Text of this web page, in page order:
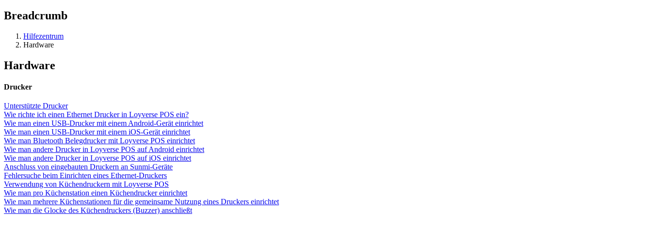
Breadcrumb
Hilfezentrum
Hardware
Hardware
Drucker
Unterstützte Drucker
Wie richte ich einen Ethernet Drucker in Loyverse POS ein?
Wie man einen USB-Drucker mit einem Android-Gerät einrichtet
Wie man einen USB-Drucker mit einem iOS-Gerät einrichtet
Wie man Bluetooth Belegdrucker mit Loyverse POS einrichtet
Wie man andere Drucker in Loyverse POS auf Android einrichtet
Wie man andere Drucker in Loyverse POS auf iOS einrichtet
Anschluss von eingebauten Druckern an Sunmi-Geräte
Fehlersuche beim Einrichten eines Ethernet-Druckers
Verwendung von Küchendruckern mit Loyverse POS
Wie man pro Küchenstation einen Küchendrucker einrichtet
Wie man mehrere Küchenstationen für die gemeinsame Nutzung eines Druckers einrichtet
Wie man die Glocke des Küchendruckers (Buzzer) anschließt